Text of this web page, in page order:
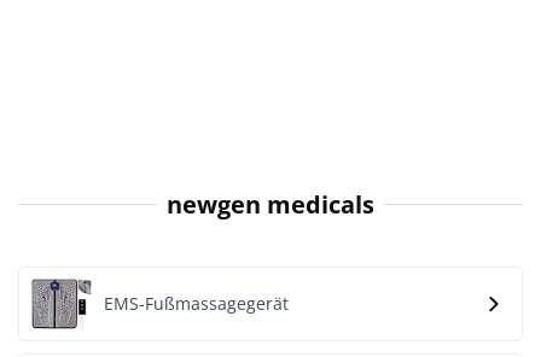
newgen medicals
EMS-Fußmassagegerät